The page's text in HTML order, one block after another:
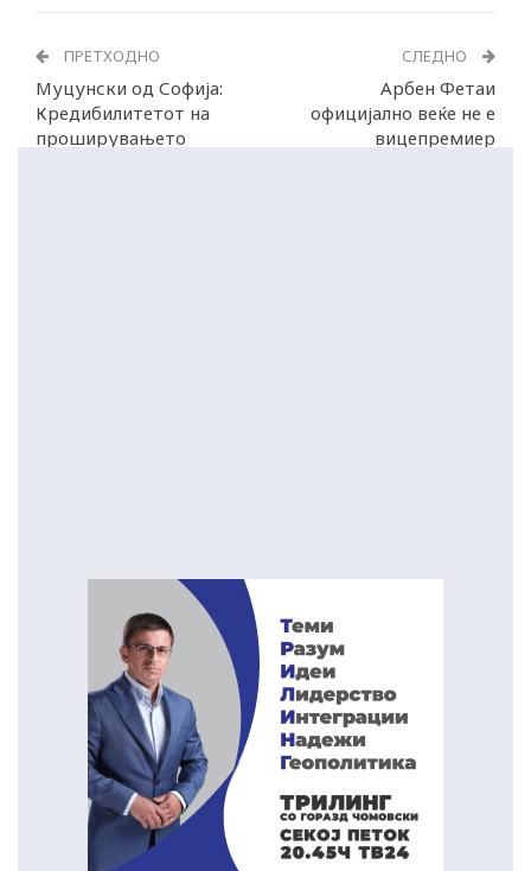
ПРЕТХОДНО
Муцунски од Софија:
Кредибилитетот на
проширувањето
СЛЕДНО
Арбен Фетаи
официјално веќе не е
вицепремиер